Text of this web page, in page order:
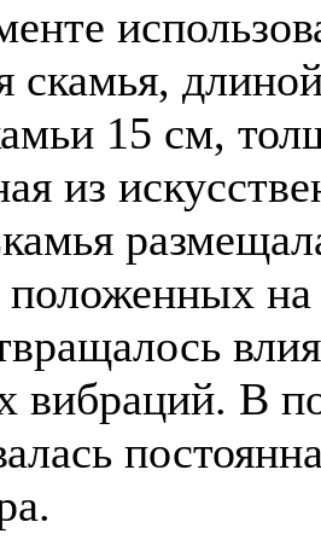
скамья,
15 см,
из
на
вибраций. В